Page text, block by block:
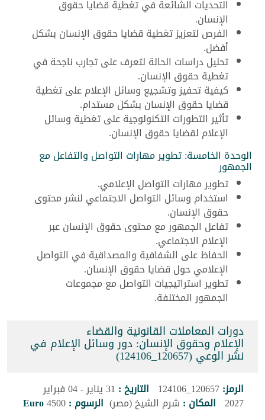
التحديات الشائعة في تغطية قضايا حقوق
الإنسان.
الفرص لتعزيز تغطية قضايا حقوق الإنسان بشكل
أفضل.
تحليل دراسات الحالة لتعرف على تجارب ناجحة في
تغطية حقوق الإنسان.
كيفية تحفيز وتشجيع وسائل الإعلام على تغطية
قضايا حقوق الإنسان بشكل مستدام.
تأثير التطورات التكنولوجية على تغطية وسائل
الإعلام لقضايا حقوق الإنسان.
الوحدة الخامسة: تطوير مهارات التواصل والتفاعل مع
الجمهور
تطوير مهارات التواصل الإعلامي.
استخدام وسائل التواصل الاجتماعي لنشر محتوى
حقوق الإنسان.
تفاعل الجمهور مع محتوى حقوق الإنسان عبر
الإعلام الاجتماعي.
الحفاظ على الشفافية والمصداقية في التواصل
الإعلامي حول قضايا حقوق الإنسان.
تطوير استراتيجيات التواصل مع مجموعات
الجمهور المختلفة.
دورات المعاملات القانونية والقضاء
الإعلام وحقوق الإنسان: دور وسائل الإعلام في
نشر الوعي (120657_124106)
الرمز:120657_124106 التاريخ : 31 يناير - 04 فبراير
2027 المكان : شرم الشيخ (مصر) الرسوم :4500
Euro